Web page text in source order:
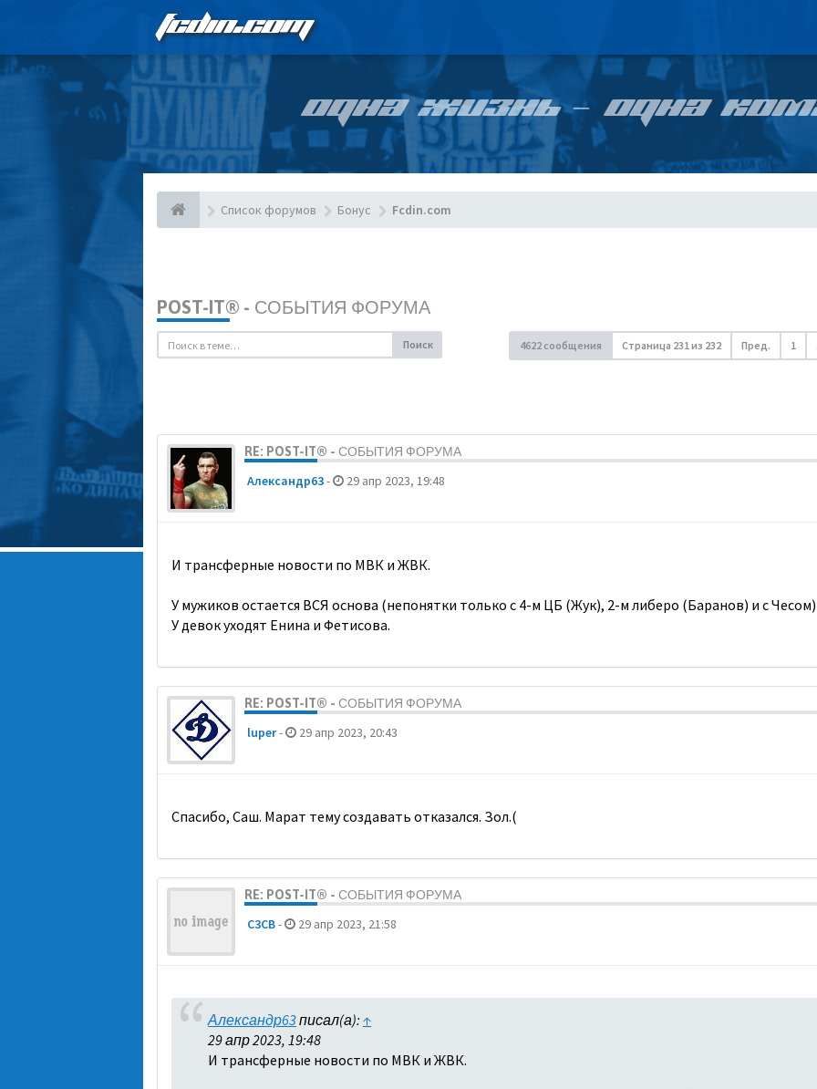
FCDIN.COM
ОДНА ЖИЗНЬ – ОДНА
Список форумов Бонус Fcdin.com
POST-IT® - СОБЫТИЯ ФОРУМА
Поиск 4622 сообщения Страница 231из 232 Пред. 1
RE: POST-IT® - СОБЫТИЯ ФОРУМА
Александр63- 29 апр 2023, 19:48
И трансферные новости по МВК и ЖВК.
У мужиков остается ВСЯ основа (непонятки только с 4-м ЦБ (Жук), 2-м либеро (Баранов) и с Чесом)
У девок уходят Енина и Фетисова.
RE: POST-IT® - СОБЫТИЯ ФОРУМА
luper- 29 апр 2023, 20:43
Спасибо, Саш. Марат тему создавать отказался. Зол.(
RE: POST-IT® - СОБЫТИЯ ФОРУМА
C3CB- 29 апр 2023, 21:58
Александр63писал(а): ↑
29 апр 2023, 19:48
И трансферные новости по МВК и ЖВК.